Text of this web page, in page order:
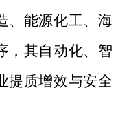
、能源化工、海
，其自动化、智
提质增效与安全